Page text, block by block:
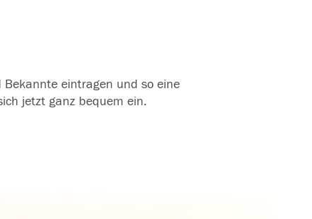
eintragen und so eine
jetzt ganz bequem ein.